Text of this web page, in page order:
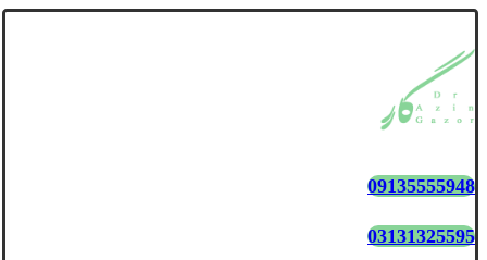
09135555948
03131325595